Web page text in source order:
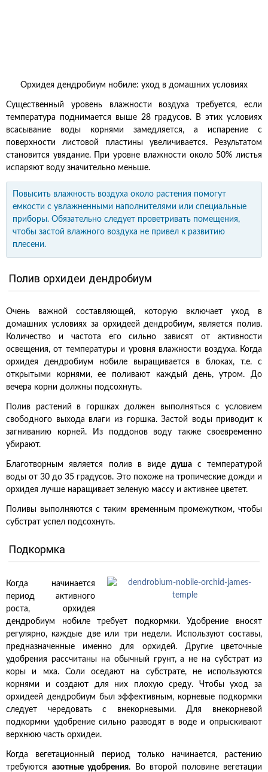
Орхидея дендробиум нобиле: уход в домашних условиях
Существенный уровень влажности воздуха требуется, если
температура поднимается выше 28 градусов. В этих условиях
всасывание воды корнями замедляется, а испарение с
поверхности листовой пластины увеличивается. Результатом
становится увядание. При уровне влажности около 50% листья
испаряют воду значительно меньше.
Повысить влажность воздуха около растения помогут
емкости с увлажненными наполнителями или специальные
приборы. Обязательно следует проветривать помещения,
чтобы застой влажного воздуха не привел к развитию
плесени.
Полив орхидеи дендробиум
Очень важной составляющей, которую включает уход в
домашних условиях за орхидеей дендробиум, является полив.
Количество и частота его сильно зависят от активности
освещения, от температуры и уровня влажности воздуха. Когда
орхидея дендробиум нобиле выращивается в блоках, т.е. с
открытыми корнями, ее поливают каждый день, утром. До
вечера корни должны подсохнуть.
Полив растений в горшках должен выполняться с условием
свободного выхода влаги из горшка. Застой воды приводит к
загниванию корней. Из поддонов воду также своевременно
убирают.
Благотворным является полив в видедуша с температурой
воды от 30 до 35 градусов. Это похоже на тропические дожди и
орхидея лучше наращивает зеленую массу и активнее цветет.
Поливы выполняются с таким временным промежутком, чтобы
субстрат успел подсохнуть.
Подкормка
Когда начинается
период активного
роста, орхидея
дендробиум нобиле требует подкормки. Удобрение вносят
регулярно, каждые две или три недели. Используют составы,
предназначенные именно для орхидей. Другие цветочные
удобрения рассчитаны на обычный грунт, а не на субстрат из
коры и мха. Соли оседают на субстрате, не используются
корнями и создают для них плохую среду. Чтобы уход за
орхидеей дендробиум был эффективным, корневые подкормки
следует чередовать с внекорневыми. Для внекорневой
подкормки удобрение сильно разводят в воде и опрыскивают
верхнюю часть орхидеи.
Когда вегетационный период только начинается, растению
требуются азотные удобрения. Во второй половине вегетации